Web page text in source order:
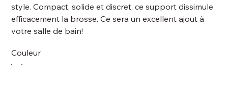
style. Compact, solide et discret, ce support dissimule
efficacement la brosse. Ce sera un excellent ajout à
votre salle de bain!
Couleur